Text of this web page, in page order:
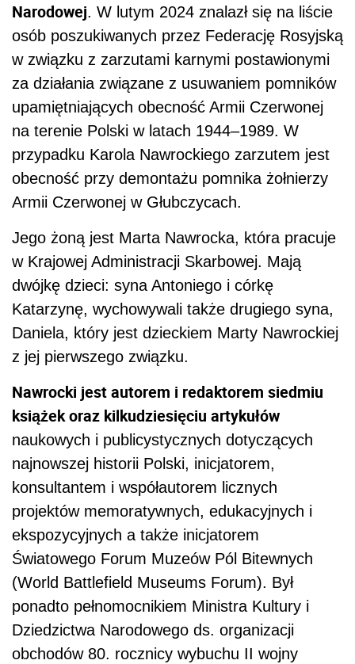
Narodowej. W lutym 2024 znalazł się na liście
osób poszukiwanych przez Federację Rosyjską
w związku z zarzutami karnymi postawionymi
za działania związane z usuwaniem pomników
upamiętniających obecność Armii Czerwonej
na terenie Polski w latach 1944–1989. W
przypadku Karola Nawrockiego zarzutem jest
obecność przy demontażu pomnika żołnierzy
Armii Czerwonej w Głubczycach.
Jego żoną jest Marta Nawrocka, która pracuje
w Krajowej Administracji Skarbowej. Mają
dwójkę dzieci: syna Antoniego i córkę
Katarzynę, wychowywali także drugiego syna,
Daniela, który jest dzieckiem Marty Nawrockiej
z jej pierwszego związku.
Nawrocki jest autorem i redaktorem siedmiu
książek oraz kilkudziesięciu artykułów
naukowych i publicystycznych dotyczących
najnowszej historii Polski, inicjatorem,
konsultantem i współautorem licznych
projektów memoratywnych, edukacyjnych i
ekspozycyjnych a także inicjatorem
Światowego Forum Muzeów Pól Bitewnych
(World Battlefield Museums Forum). Był
ponadto pełnomocnikiem Ministra Kultury i
Dziedzictwa Narodowego ds. organizacji
obchodów 80. rocznicy wybuchu II wojny